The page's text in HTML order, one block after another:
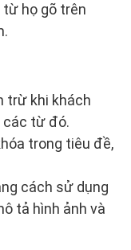
họ gõ trên
trừ khi khách
các từ đó.
trong tiêu đề,
cách sử dụng
tả hình ảnh và